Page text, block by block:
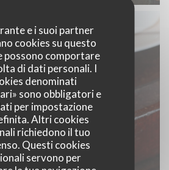
e i suoi partner
cookies su questo
possono comportare
di dati personali. I
denominati
sono obbligatori e
per impostazione
Altri cookies
richiedono il tuo
Questi cookies
servono per